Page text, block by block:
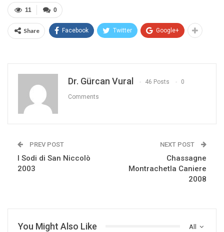
0
11
Share Facebook Twitter Google+
Dr. Gürcan Vural 46 Posts 0
Comments
PREV POST
I Sodi di San Niccolò
2003
NEXT POST
Chassagne
Montrachetla Caniere
2008
All
You Might Also Like